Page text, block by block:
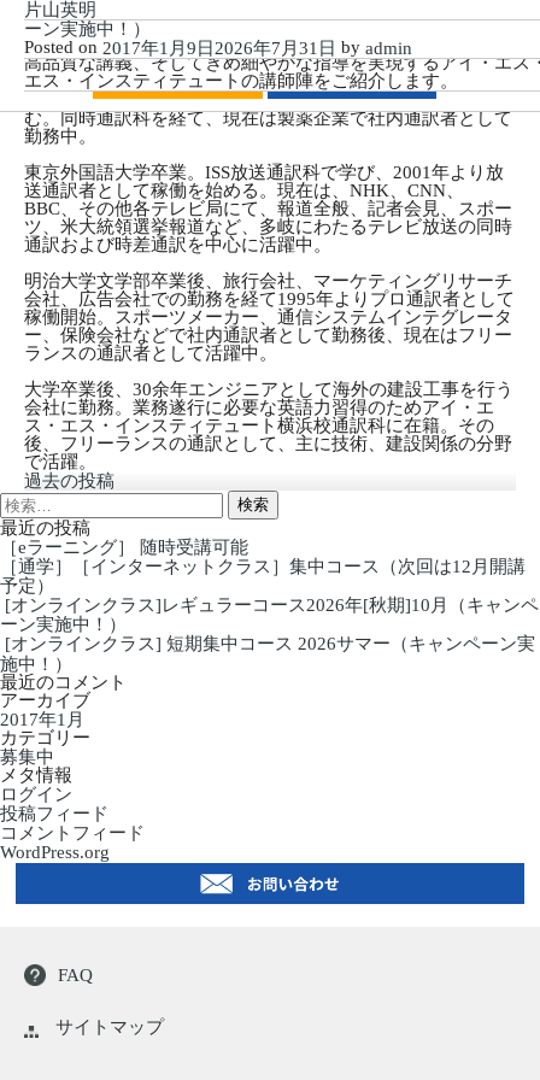
レギュラーコース 短期集中コース
カリキュラム:
授業は第一線で活躍中のプロ通訳者、翻訳者、そして語学教育
エキスパートが担当。
高品質な講義、そしてきめ細やかな指導を実現するアイ・エス
エス・インスティテュートの講師陣をご紹介します。
[オンラインクラス]レギュラーコース2026年[秋期]10月（キャ
ーン実施中！）
Posted on 2017年1月9日 2026年7月31日 by admin
Leave a Comment on
[オ
ン
ラ
イ
ン
ク
ス]
レ
ギ
ュ
ラ
コ
ー
ス
2026
年
期]10
月
（キ
ャ
ー
ン
施
中！）
藏持未紗
高校時代に1年間アメリカに留学。国際基督教大学教養学部
を卒業。2008年にアイ・エス・エス・インスティテュートに
入学。在学中よりメーカー等で社内通訳者として経験を積
む。同時通訳科を経て、現在は製薬企業で社内通訳者として
勤務中。
寺田容子
東京外国語大学卒業。ISS放送通訳科で学び、2001年より放
送通訳者として稼働を始める。現在は、NHK、CNN、
BBC、その他各テレビ局にて、報道全般、記者会見、スポー
ツ、 米大統領選挙報道など、多岐にわたるテレビ放送の同時
通訳および時差通訳を中心に活躍中。
和田泰治
明治大学文学部卒業後、旅行会社、マーケティングリサーチ
会社、広告会社での勤務を経て1995年よりプロ通訳者として
稼働開始。スポーツメーカー、通信システムインテグレータ
ー、保険会社などで社内通訳者として勤務後、現在はフリー
ランスの通訳者として活躍中。
片山英明
大学卒業後、30余年エンジニアとして海外の建設工事を行う
会社に勤務。業務遂行に必要な英語力習得のためアイ・エ
ス・エス・インスティテュート横浜校通訳科に在籍。その
後、フリーランスの通訳として、主に技術、建設関係の分野
で活躍。
投
稿
ナ
ビ
ゲ
ー
シ
ョ
ン
過去の投稿
検
索:
最近の投稿
［eラーニング］ 随時受講可能
［通学］［インターネットクラス］集中コース（次回は12月開講
予定）
[オンラインクラス]レギュラーコース2026年[秋期]10月（キャンペ
ーン実施中！）
[オンラインクラス] 短期集中コース 2026サマー（キャンペーン実
施中！）
最近のコメント
アーカイブ
2017年1月
カテゴリー
募集中
メタ情報
ログイン
投稿フィード
コメントフィード
WordPress.org
FAQ
サイトマップ